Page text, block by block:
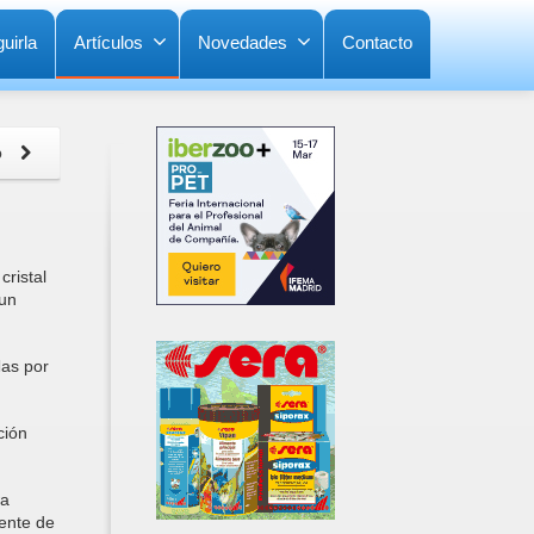
Artículos Novedades Contacto
por
de